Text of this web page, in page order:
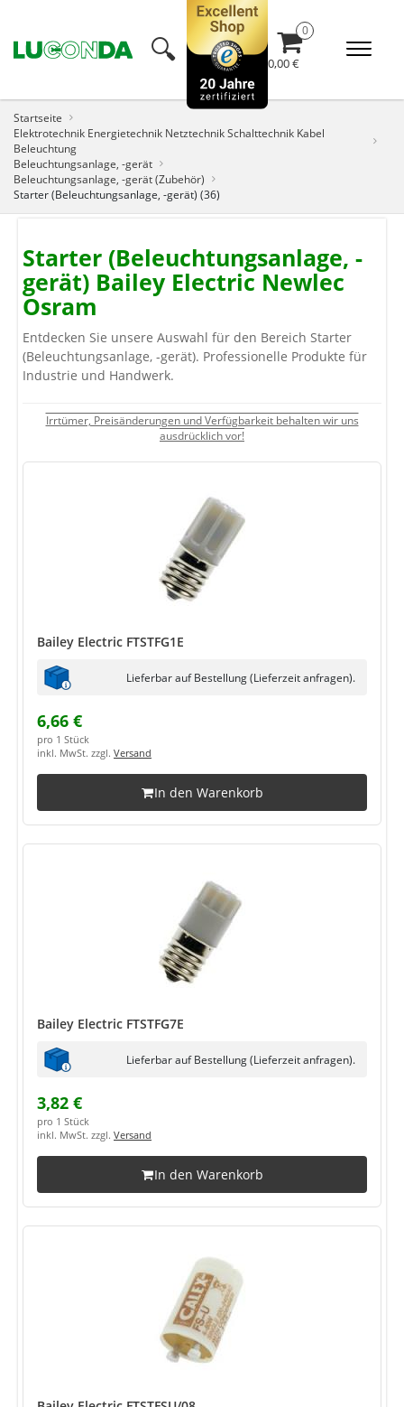
🔍︎ 0,00 €
Startseite
Elektrotechnik Energietechnik Netztechnik Schalttechnik Kabel
Beleuchtung
Beleuchtungsanlage, -gerät
Beleuchtungsanlage, -gerät (Zubehör)
Starter (Beleuchtungsanlage, -gerät) (36)
Starter (Beleuchtungsanlage, -
gerät) Bailey Electric Newlec
Osram
Entdecken Sie unsere Auswahl für den Bereich Starter
(Beleuchtungsanlage, -gerät). Professionelle Produkte für
Industrie und Handwerk.
Irrtümer, Preisänderungen und Verfügbarkeit behalten wir uns
ausdrücklich vor!
Bailey Electric FTSTFG1E
Lieferbar auf Bestellung (Lieferzeit anfragen).
6,66 €
pro 1 Stück
inkl. MwSt. zzgl. Versand
In den Warenkorb
Bailey Electric FTSTFG7E
Lieferbar auf Bestellung (Lieferzeit anfragen).
3,82 €
pro 1 Stück
inkl. MwSt. zzgl. Versand
In den Warenkorb